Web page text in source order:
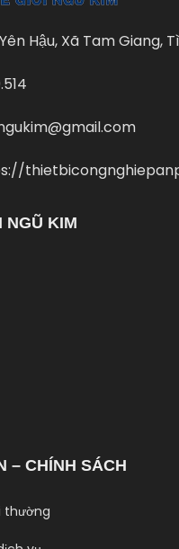
Hậu, Xã Tam Giang,
NGŨ KIM
– CHÍNH SÁCH
thường